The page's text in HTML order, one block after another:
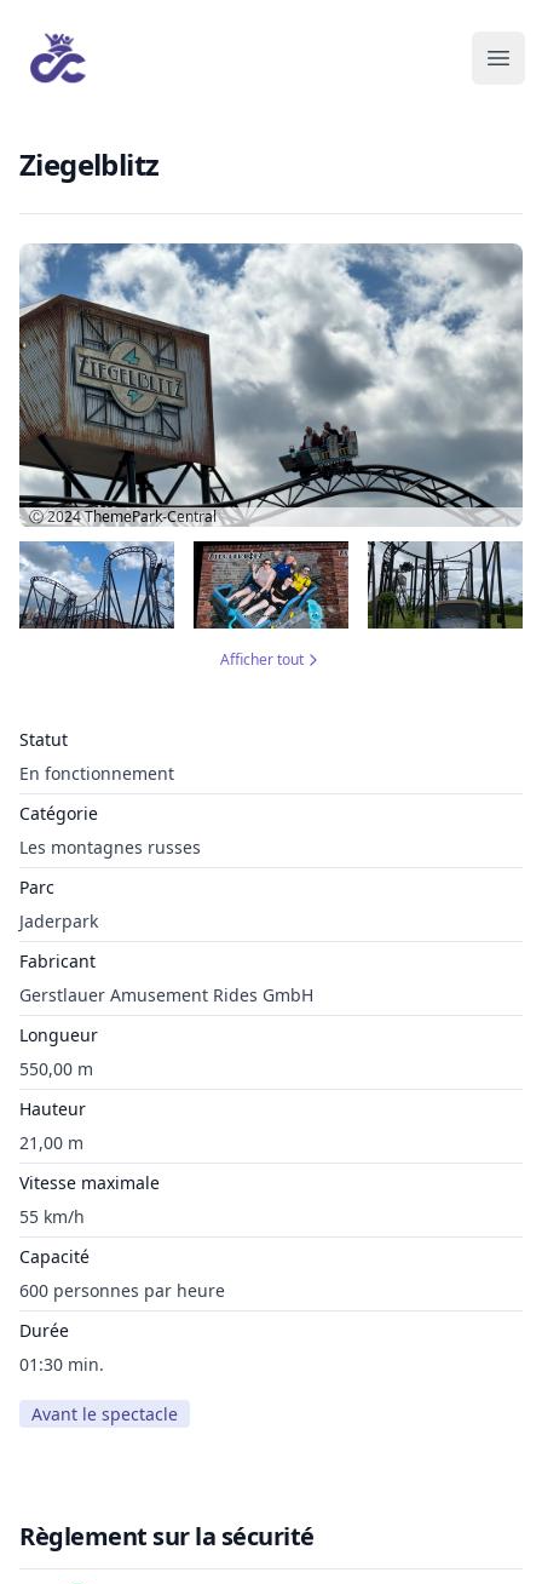
Ziegelblitz
Statut
En fonctionnement
Catégorie
Les montagnes russes
Parc
Jaderpark
Fabricant
Gerstlauer Amusement Rides GmbH
Longueur
550,00 m
Hauteur
21,00 m
Vitesse maximale
55 km/h
Capacité
600 personnes par heure
Durée
01:30 min.
Avant le spectacle
Ⓒ 2024ThemePark-Central
Afficher tout
Règlement sur la sécurité